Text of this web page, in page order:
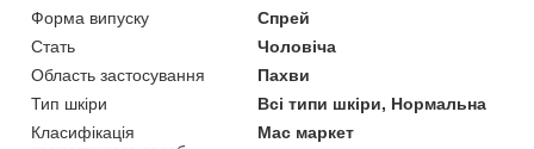
Форма випуску
Спрей
Стать
Чоловіча
Область застосування
Пахви
Тип шкіри
Всі типи шкіри, Нормальна
Класифікація
Мас маркет